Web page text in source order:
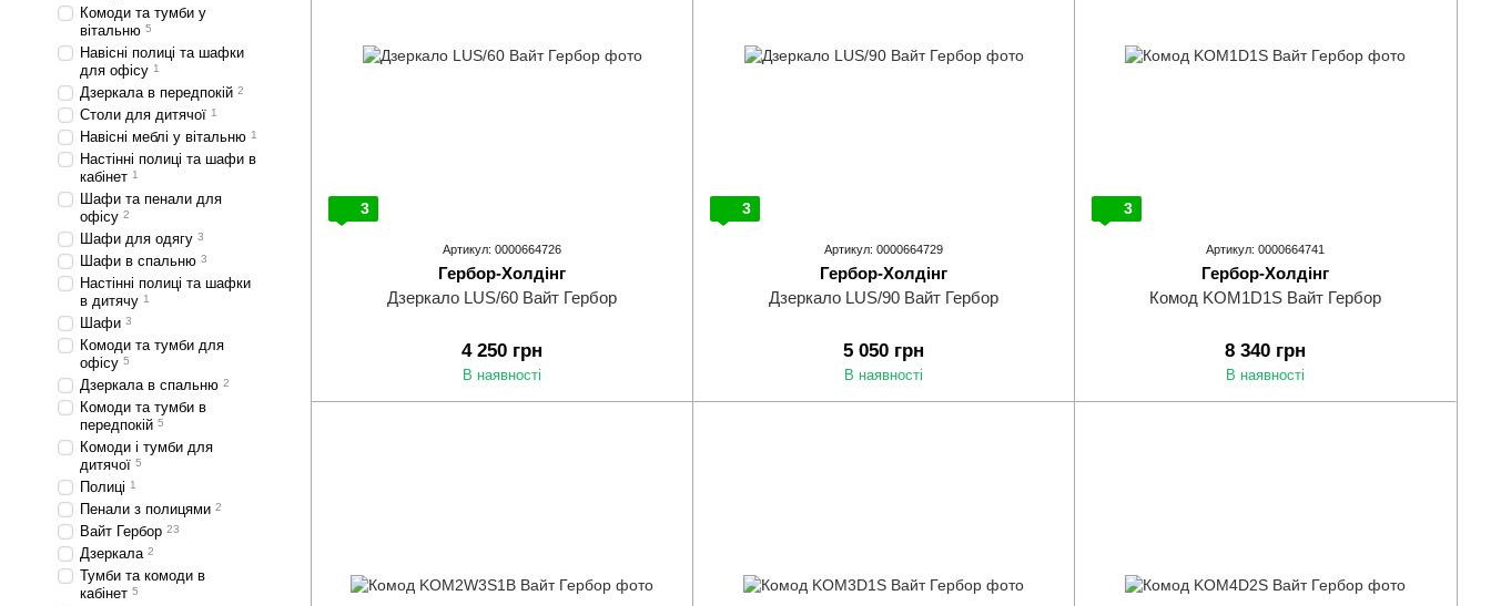
3
Артикул: 0000664726
Гербор-Холдінг
Дзеркало LUS/60 Вайт Гербор
4 250 грн
В наявності
3
Артикул: 0000664729
Гербор-Холдінг
Дзеркало LUS/90 Вайт Гербор
5 050 грн
В наявності
3
Артикул: 0000664741
Гербор-Холдінг
Комод KOM1D1S Вайт Гербор
8 340 грн
В наявності
Комоди та тумби у
вітальню 5
Навісні полиці та шафки
для офісу 1
Дзеркала в передпокій 2
Столи для дитячої 1
Навісні меблі у вітальню 1
Настінні полиці та шафи в
кабінет 1
Шафи та пенали для
офісу 2
Шафи для одягу 3
Шафи в спальню 3
Настінні полиці та шафки
в дитячу 1
Шафи 3
Комоди та тумби для
офісу 5
Дзеркала в спальню 2
Комоди та тумби в
передпокій 5
Комоди і тумби для
дитячої 5
Полиці 1
Пенали з полицями 2
Вайт Гербор 23
Дзеркала 2
Тумби та комоди в
кабінет 5